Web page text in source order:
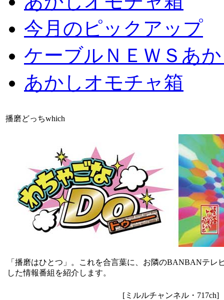
今月のピックアップ
ケーブルＮＥＷＳあ
あかしオモチャ箱
播磨どっちwhich
「播磨はひとつ」。これを合言葉に、お隣のBANBANテレ
した情報番組を紹介します。
[ミルルチャンネル・717ch]